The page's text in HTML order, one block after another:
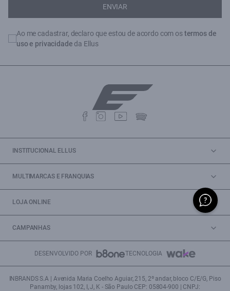
ENVIAR
Ao me cadastrar, declaro que estou de acordo com ostermos de
uso e privacidade da Ellus
INSTITUCIONAL ELLUS
MULTIMARCAS E FRANQUIAS
LOJA ONLINE
CAMPANHAS
DESENVOLVIDO POR TECNOLOGIA
INBRANDS S.A | Avenida Maria Coelho Aguiar, 215, 2º andar, bloco C/E/G, Piso
Panamby, lojas 102, I, J, K - São Paulo CEP: 05804-900 | CNPJ: